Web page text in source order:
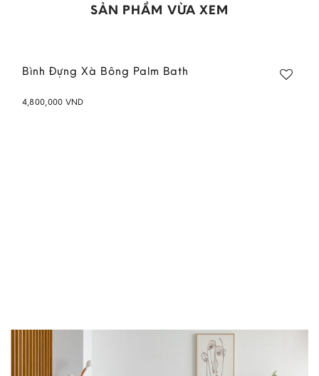
SẢN PHẨM VỪA XEM
Bình Đựng Xà Bông Palm Bath
4,800,000 VND